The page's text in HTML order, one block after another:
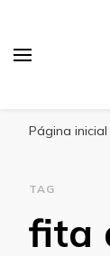
Página inicial
TAG
fita